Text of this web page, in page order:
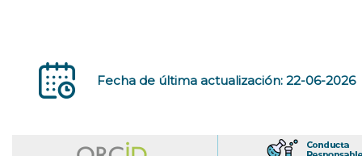
Fecha de última actualización: 22-06-2026